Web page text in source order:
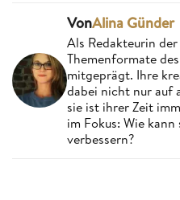
VonAlina Günder
Als Redakteurin
Themenformate
mitgeprägt. Ihre
dabei nicht nur auf
sie ist ihrer Zeit
im Fokus: Wie
verbessern?